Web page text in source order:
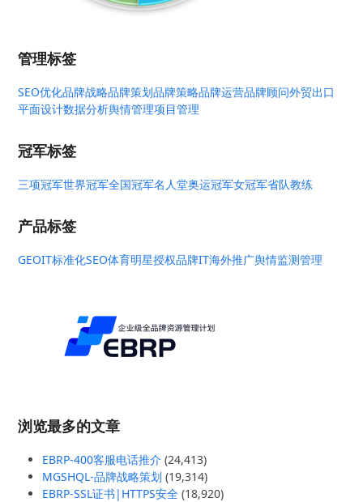
管理标签
SEO优化品牌战略品牌策划品牌策略品牌运营品牌顾问外贸出口
平面设计数据分析舆情管理项目管理
冠军标签
三项冠军世界冠军全国冠军名人堂奥运冠军女冠军省队教练
产品标签
GEOIT标准化SEO体育明星授权品牌IT海外推广舆情监测管理
浏览最多的文章
EBRP-400客服电话推介 (24,413)
MGSHQL-品牌战略策划 (19,314)
EBRP-SSL证书|HTTPS安全 (18,920)